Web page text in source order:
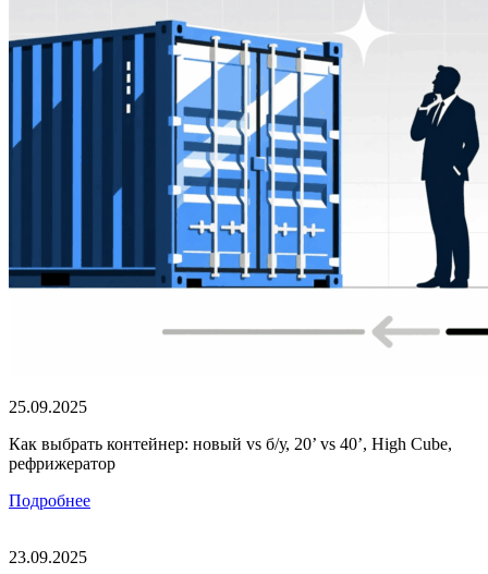
25.09.2025
Как выбрать контейнер: новый vs б/у, 20’ vs 40’, High Cube,
рефрижератор
Подробнее
23.09.2025